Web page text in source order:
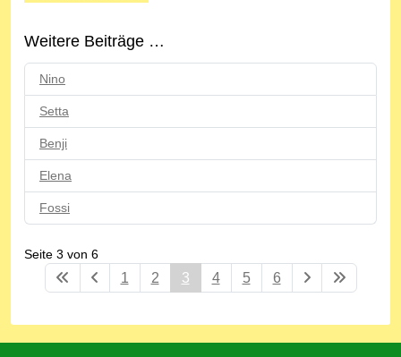
Weitere Beiträge …
Nino
Setta
Benji
Elena
Fossi
Seite 3 von 6
1 2 3 4 5 6